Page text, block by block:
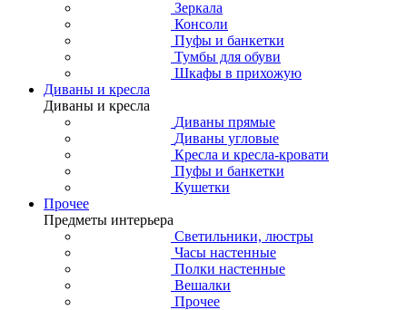
Зеркала
Консоли
Пуфы и банкетки
Тумбы для обуви
Шкафы в прихожую
Диваны и кресла
Диваны и кресла
Диваны прямые
Диваны угловые
Кресла и кресла-кровати
Пуфы и банкетки
Кушетки
Прочее
Предметы интерьера
Светильники, люстры
Часы настенные
Полки настенные
Вешалки
Прочее